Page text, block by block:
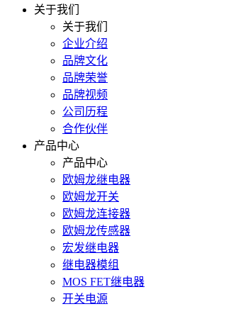
关于我们
关于我们
企业介绍
品牌文化
品牌荣誉
品牌视频
公司历程
合作伙伴
产品中心
产品中心
欧姆龙继电器
欧姆龙开关
欧姆龙连接器
欧姆龙传感器
宏发继电器
继电器模组
MOS FET继电器
开关电源